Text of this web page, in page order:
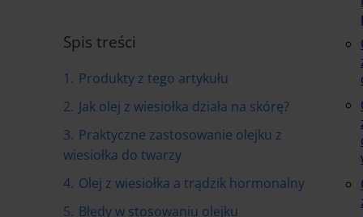
Spis treści
1. Produkty z tego artykułu
2. Jak olej z wiesiołka działa na skórę?
3. Praktyczne zastosowanie olejku z
wiesiołka do twarzy
4. Olej z wiesiołka a trądzik hormonalny
5. Błędy w stosowaniu olejku